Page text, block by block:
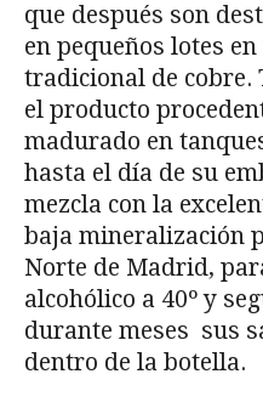
que después son
en pequeños lotes
tradicional de cobre.
el producto
madurado en
hasta el día de su
mezcla con la
baja mineralización
Norte de Madrid,
alcohólico a 40º y
durante meses sus
dentro de la botella.